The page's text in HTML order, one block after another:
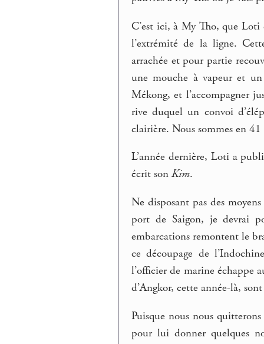
C’est ici, à My Tho, que Loti
l’extrémité de la ligne.
arrachée et pour partie
une mouche à vapeur et
Mékong, et l’accompagner
rive duquel un convoi
clairière. Nous sommes en
L’année dernière, Loti a
écrit sonKim.
Ne disposant pas des
port de Saigon, je devrai
embarcations remontent le
ce découpage de
l’officier de marine échappe
d’Angkor, cette année-là,
Puisque nous nous
pour lui donner quelques